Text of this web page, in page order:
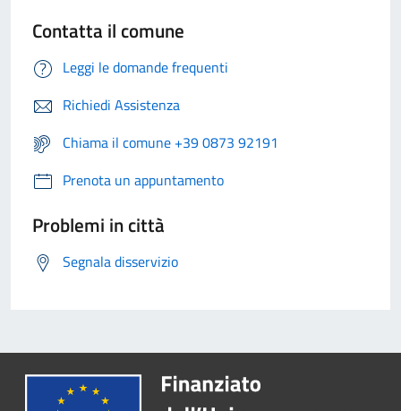
Contatta il comune
Leggi le domande frequenti
Richiedi Assistenza
Chiama il comune +39 0873 92191
Prenota un appuntamento
Problemi in città
Segnala disservizio